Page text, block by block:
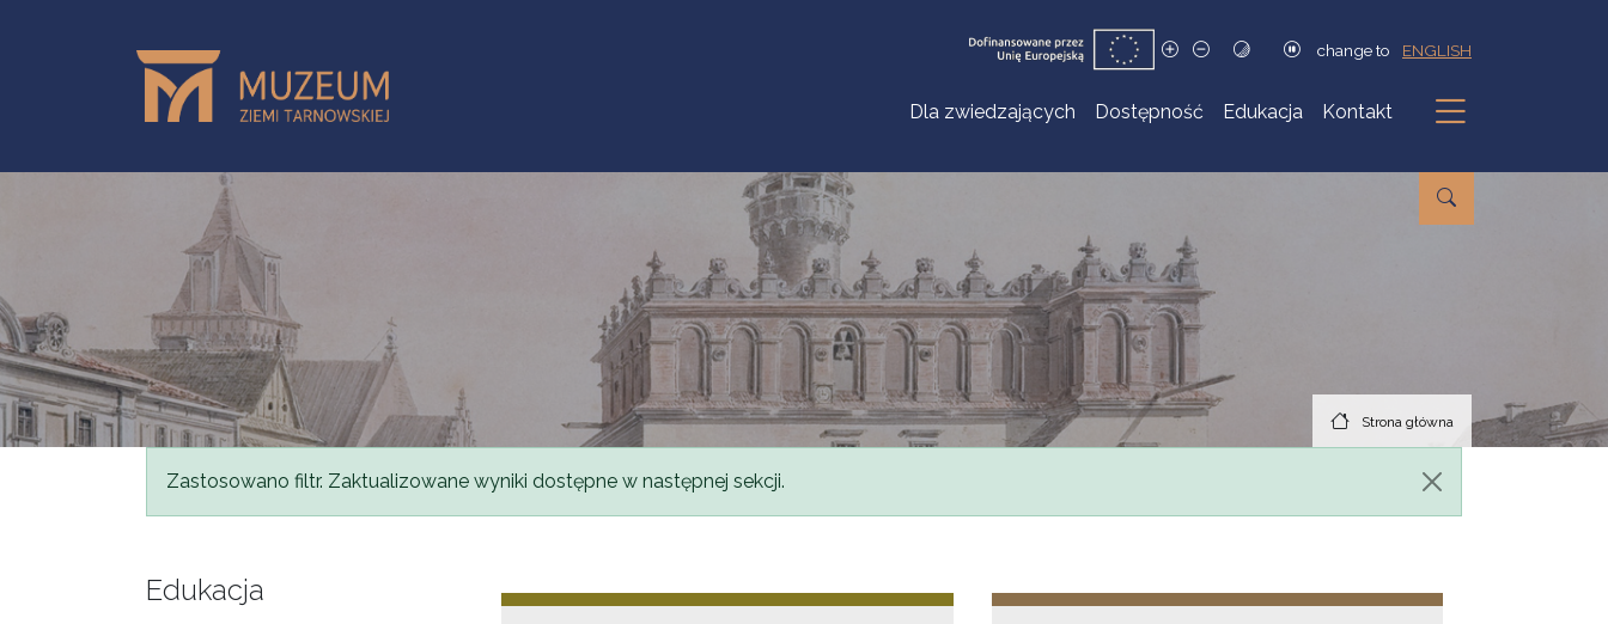
change to ENGLISH
Dla zwiedzających Dostępność Edukacja Kontakt
Podmenu
Strona główna
Komunikat
Zastosowano filtr. Zaktualizowane wyniki dostępne w następnej sekcji.
Edukacja